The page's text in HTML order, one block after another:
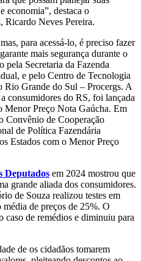
economia”, destaca o
Ricardo Neves Pereira.
para acessá-lo, é preciso fazer
mais segurança durante o
Secretaria da Fazenda
e pelo Centro de Tecnologia
Rio Grande do Sul – Procergs. A
consumidores do RS, foi lançada
Menor Preço Nota Gaúcha. Em
Convênio de Cooperação
de Política Fazendária
Estados com o Menor Preço
Deputados em 2024 mostrou que
grande aliada dos consumidores.
de Souza realizou testes em
de preços de 25%. O
caso de remédios e diminuiu para
de os cidadãos tomarem